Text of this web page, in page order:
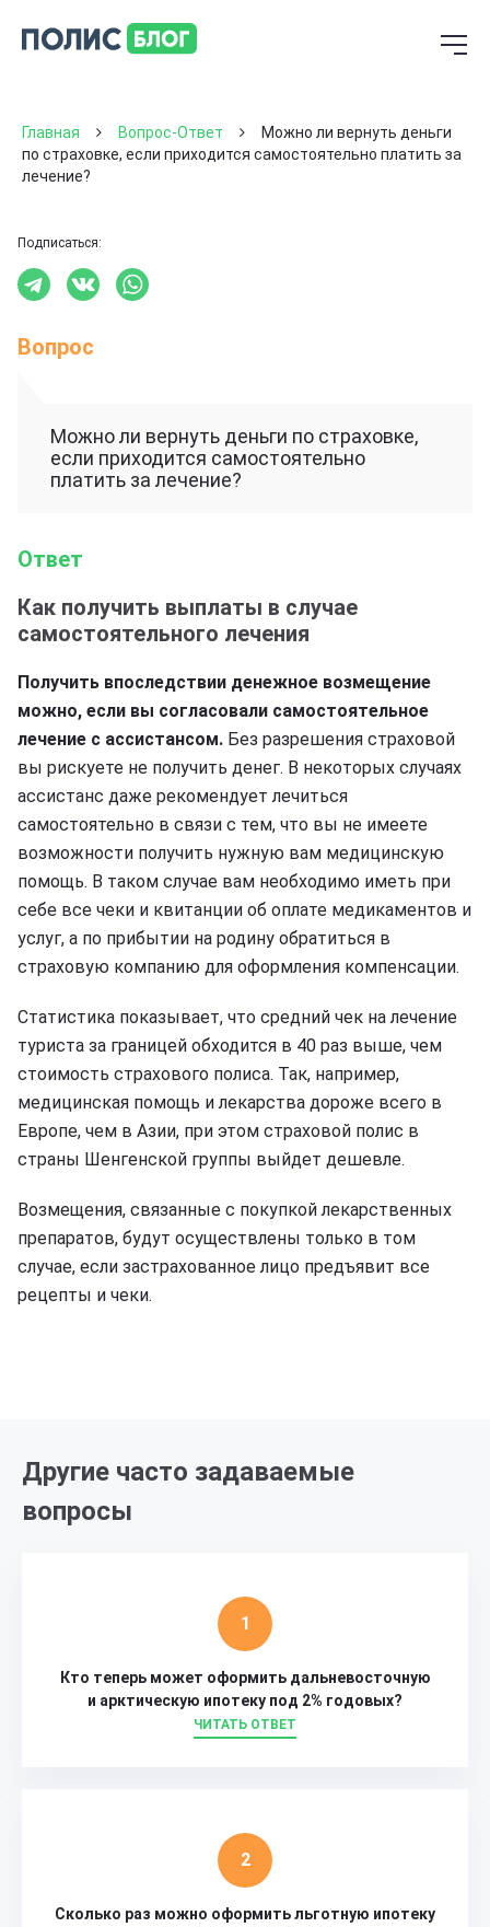
Главная Вопрос-Ответ
Можно ли вернуть деньги
по страховке, если приходится самостоятельно платить за
лечение?
Подписаться:
Вопрос
Можно ли вернуть деньги по страховке,
если приходится самостоятельно
платить за лечение?
Ответ
Как получить выплаты в случае
самостоятельного лечения
Получить впоследствии денежное возмещение
можно, если вы согласовали самостоятельное
лечение с ассистансом. Без разрешения страховой
вы рискуете не получить денег. В некоторых случаях
ассистанс даже рекомендует лечиться
самостоятельно в связи с тем, что вы не имеете
возможности получить нужную вам медицинскую
помощь. В таком случае вам необходимо иметь при
себе все чеки и квитанции об оплате медикаментов и
услуг, а по прибытии на родину обратиться в
страховую компанию для оформления компенсации.
Статистика показывает, что средний чек на лечение
туриста за границей обходится в 40 раз выше, чем
стоимость страхового полиса. Так, например,
медицинская помощь и лекарства дороже всего в
Европе, чем в Азии, при этом страховой полис в
страны Шенгенской группы выйдет дешевле.
Возмещения, связанные с покупкой лекарственных
препаратов, будут осуществлены только в том
случае, если застрахованное лицо предъявит все
рецепты и чеки.
Другие часто задаваемые
вопросы
Кто теперь может оформить дальневосточную
и арктическую ипотеку под 2% годовых?
ЧИТАТЬ ОТВЕТ
Сколько раз можно оформить льготную ипотеку